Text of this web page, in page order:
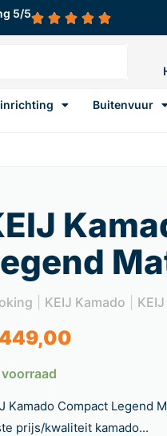
5/5
Buitenvuur
KEIJ Kamado
449,00
voorraad
Kamado Compact Legend
prijs/kwaliteit kamado...